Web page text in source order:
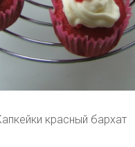
красный бархат